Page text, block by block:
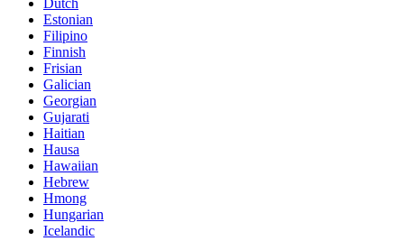
Dutch
Estonian
Filipino
Finnish
Frisian
Galician
Georgian
Gujarati
Haitian
Hausa
Hawaiian
Hebrew
Hmong
Hungarian
Icelandic